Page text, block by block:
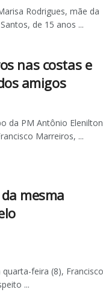
Rodrigues, mãe da
de 15 anos ...
nas costas e
amigos
da PM Antônio Elenilton
Marreiros, ...
mesma
feira (8), Francisco
...